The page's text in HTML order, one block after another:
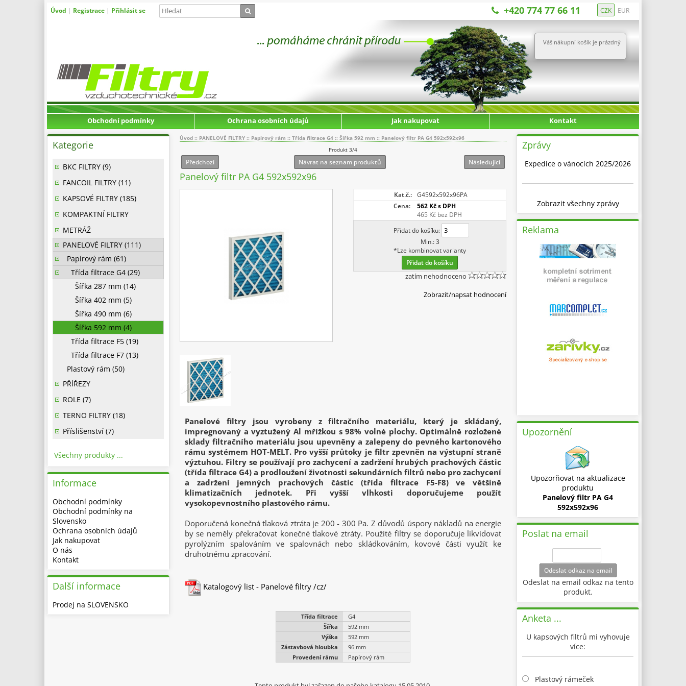
Úvod | Registrace | Přihlásit se CZK EUR
+420 774 77 66 11
Váš nákupní košík je prázdný
Obchodní podmínky Ochrana osobních údajů Jak nakupovat Kontakt
Úvod :: PANELOVÉ FILTRY :: Papírový rám :: Třída filtrace G4 :: Šířka 592 mm :: Panelový filtr PA G4 592x592x96
Produkt 3/4
Předchozí Návrat na seznam produktů Následující
Panelový filtr PA G4 592x592x96
Kat.č.: G4592x592x96PA
Cena:
562 Kčs DPH
465 Kč bez DPH
Přidat do košíku:
Min.: 3
*Lze kombinovat varianty
Přidat do košíku
zatím nehodnoceno
Zobrazit/napsat hodnocení
Panelové filtry jsou vyrobeny z filtračního materiálu, který je skládaný,
impregnovaný a vyztužený Al mřížkou s 98% volné plochy. Optimálně rozložené
sklady filtračního materiálu jsou upevněny a zalepeny do pevného kartonového
rámu systémem HOT-MELT. Pro vyšší průtoky je filtr zpevněn na výstupní straně
výztuhou. Filtry se používají pro zachycení a zadržení hrubých prachových částic
(třída filtrace G4) a prodloužení životnosti sekundárních filtrů nebo pro zachycení
a zadržení jemných prachových částic (třída filtrace F5-F8) ve většině
klimatizačních jednotek. Při vyšší vlhkosti doporučujeme použít
vysokopevnostního plastového rámu.
Doporučená konečná tlaková ztráta je 200 - 300 Pa. Z důvodů úspory nákladů na energie
by se neměly překračovat konečné tlakové ztráty. Použité filtry se doporučuje likvidovat
pyrolýzním spalováním ve spalovnách nebo skládkováním, kovové části využít ke
druhotnému zpracování.
Katalogový list - Panelové filtry /cz/
Třída filtrace
G4
Šířka
592 mm
Výška
592 mm
Zástavbová hloubka
96 mm
Provedení rámu
Papírový rám
Kategorie
BKC FILTRY (9)
FANCOIL FILTRY (11)
KAPSOVÉ FILTRY (185)
KOMPAKTNÍ FILTRY
METRÁŽ
PANELOVÉ FILTRY (111)
Papírový rám (61)
Třída filtrace G4 (29)
Šířka 287 mm (14)
Šířka 402 mm (5)
Šířka 490 mm (6)
Šířka 592 mm (4)
Třída filtrace F5 (19)
Třída filtrace F7 (13)
Plastový rám (50)
PŘÍŘEZY
ROLE (7)
TERNO FILTRY (18)
Příslišenství (7)
Všechny produkty ...
Informace
Obchodní podmínky
Obchodní podmínky na
Slovensko
Ochrana osobních údajů
Jak nakupovat
O nás
Kontakt
Další informace
Prodej na SLOVENSKO
Zprávy
Expedice o vánocích 2025/2026
Zobrazit všechny zprávy
Reklama
Upozornění
Upozorňovat na aktualizace
produktu
Panelový filtr PA G4
592x592x96
Poslat na email
Odeslat odkaz na email
Odeslat na email odkaz na tento
produkt.
Anketa ...
U kapsových filtrů mi vyhovuje
více:
Plastový rámeček